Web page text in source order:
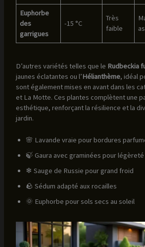
Euphorbe
des
garrigues
-15 °C
Très
faible
D’autres variétés telles que le Rudbeckia
jaunes éclatantes ou l’Hélianthème, idéal
sont également mises en avant dans les
et La Motte. Ces plantes complètent une
esthétique, renforçant la résilience et la
jardin.
🌸 Lavande vraie pour bordures
🍃 Gaura avec graminées pour légèreté
❄ Sauge de Russie pour grand froid
🪨 Sédum adapté aux rocailles
🌞 Euphorbe pour sols secs au soleil